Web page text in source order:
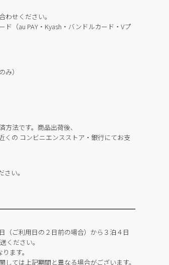
せください。
ド（au PAY・Kyash・バンドルカード・Vプ
）
法です。商品出荷後、
くの コンビニエンスストア・銀行にてお支
い。
（ご利用日の２日前の場合）から３泊４日
ください。
ます。
ては上記期間と異なる場合がございます。